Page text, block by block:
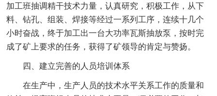
加工班抽调精干技术力量，认真研究，积极工作，从下
料、钻孔、组装、焊接等经过一系列工序，连续十几个
小时奋战，终于加工出一台大功率瓦斯抽放泵，按时完
成了矿上要求的任务，获得了矿领导的肯定与赞扬。
四、建立完善的人员培训体系
在生产中，生产人员的技术水平关系工作的质量和